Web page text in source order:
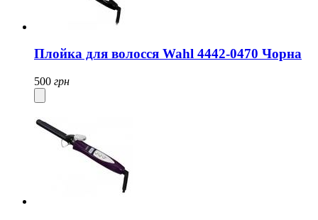
Плойка для волосся Wahl 4442-0470 Чорна
500 грн